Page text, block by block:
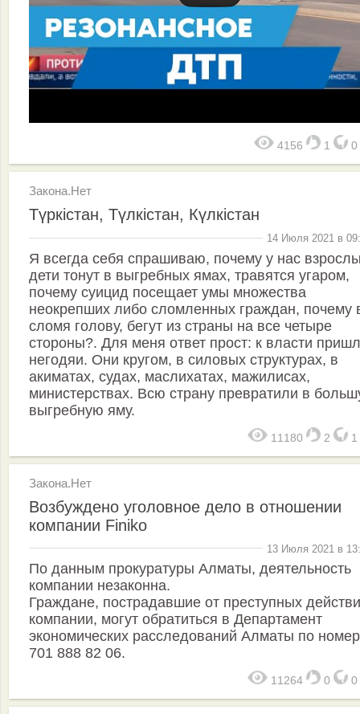
4156 1 0
Закона.Нет
Түркістан, Түлкістан, Күлкістан
14 Июля 2021 в
Я всегда себя спрашиваю, почему у нас
дети тонут в выгребных ямах, травятся угаром,
почему суицид посещает умы множества
неокрепших либо сломленных граждан, почему
сломя голову, бегут из страны на все четыре
стороны?. Для меня ответ прост: к власти
негодяи. Они кругом, в силовых структурах, в
акиматах, судах, маслихатах, мажилисах,
министерствах. Всю страну превратили в
выгребную яму.
11180 2 1
Закона.Нет
Возбуждено уголовное дело в отношении
компании Finiko
13 Июля 2021 в
По данным прокуратуры Алматы, деятельность
компании незаконна.
Граждане, пострадавшие от преступных
компании, могут обратиться в Департамент
экономических расследований Алматы по
701 888 82 06.
11264 0 0